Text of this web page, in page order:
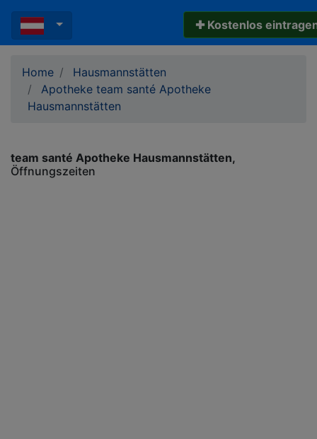
✚ Kostenlos
Home
Hausmannstätten
Apotheke team santé Apotheke
Hausmannstätten
team santé Apotheke Hausmannstätten
Öffnungszeiten